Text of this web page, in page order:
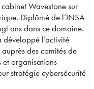
Wavestone sur
Diplômé de l’INSA
ans dans ce domaine.
l’activité
des comités de
et organisations
stratégie cybersécurité